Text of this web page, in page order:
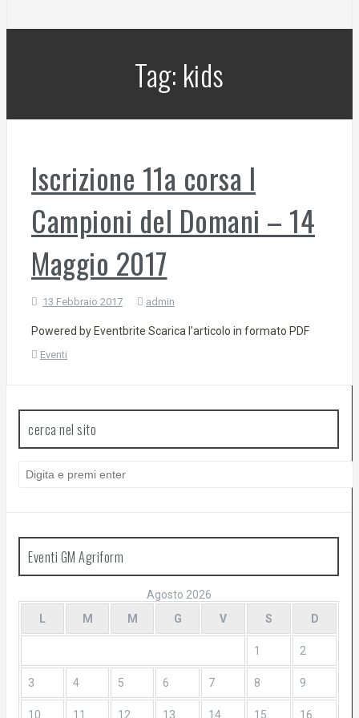
Tag: kids
Iscrizione 11a corsa I
Campioni del Domani – 14
Maggio 2017
13 Febbraio 2017 admin
Powered by Eventbrite Scarica l’articolo in formato PDF
Eventi
cerca nel sito
Eventi GM Agriform
Agosto 2026
L
M M G V S D
1 2
3 4 5 6 7 8 9
10 11 12 13 14 15 16